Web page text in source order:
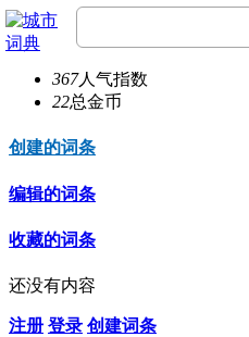
MartinScams
367人气指数
22总金币
创建的词条
编辑的词条
收藏的词条
还没有内容
注册 登录 创建词条